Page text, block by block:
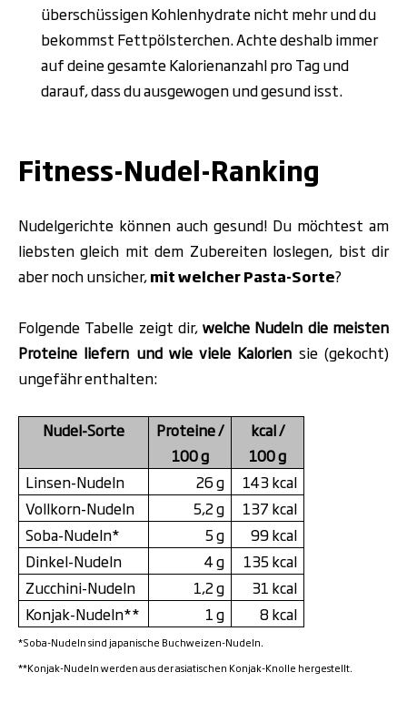
überschüssigen Kohlenhydrate nicht mehr und du
bekommst Fettpölsterchen. Achte deshalb immer
auf deine gesamte Kalorienanzahl pro Tag und
darauf, dass du ausgewogen und gesund isst.
Fitness-Nudel-Ranking
Nudelgerichte können auch gesund! Du möchtest am
liebsten gleich mit dem Zubereiten loslegen, bist dir
aber noch unsicher,mit welcher Pasta-Sorte?
Folgende Tabelle zeigt dir,welche Nudeln die meisten
Proteine liefern und wie viele Kalorien sie (gekocht)
ungefähr enthalten:
Nudel-Sorte
Proteine /
100 g
kcal /
100 g
Linsen-Nudeln
26 g
143 kcal
Vollkorn-Nudeln
5,2 g
137 kcal
Soba-Nudeln*
5 g
99 kcal
Dinkel-Nudeln
4 g
135 kcal
Zucchini-Nudeln
1,2 g
31 kcal
Konjak-Nudeln**
1 g 8 kcal
*Soba-Nudeln sind japanische Buchweizen-Nudeln.
**Konjak-Nudeln werden aus der asiatischen Konjak-Knolle hergestellt.